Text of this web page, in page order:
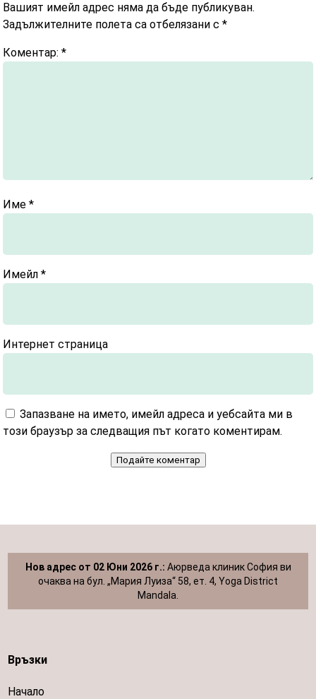
Вашият имейл адрес няма да бъде публикуван.
Задължителните полета са отбелязани с*
Коментар:*
Име*
Имейл*
Интернет страница
Запазване на името, имейл адреса и уебсайта ми в
този браузър за следващия път когато коментирам.
Подайте коментар
Нов адрес от 02 Юни 2026 г.: Аюрведа клиник София ви
очаква на бул. „Мария Луиза“ 58, ет. 4, Yoga District
Mandala.
Връзки
Начало